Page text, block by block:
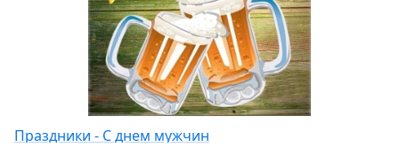
Праздники - С днем мужчин